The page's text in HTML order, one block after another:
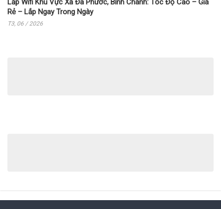
Lắp Wifi Khu Vực Xã Đa Phước, Bình Chánh: Tốc Độ Cao – Giá
Rẻ – Lắp Ngay Trong Ngày
T3, 06 / 2026